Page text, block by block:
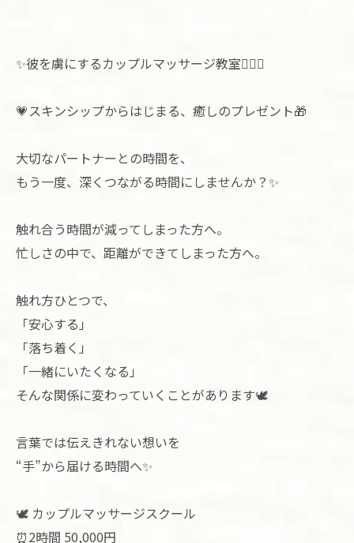
✨彼を虜にするカップルマッサージ教室💆‍♀️✨
💗スキンシップからはじまる、癒しのプレゼント🎁
大切なパートナーとの時間を、
もう一度、深くつながる時間にしませんか？✨
触れ合う時間が減ってしまった方へ。
忙しさの中で、距離ができてしまった方へ。
触れ方ひとつで、
「安心する」
「落ち着く」
「一緒にいたくなる」
そんな関係に変わっていくことがあります🕊️
言葉では伝えきれない想いを
“手”から届ける時間へ✨
🕊️ カップルマッサージスクール
⏰2時間 50,000円